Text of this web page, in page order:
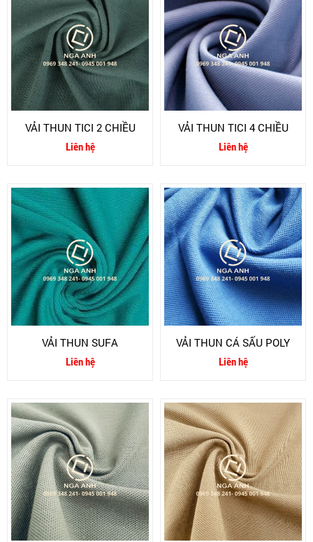
VẢI THUN TICI 2 CHIỀU
Liên hệ
VẢI THUN TICI 4 CHIỀU
Liên hệ
VẢI THUN SUFA
Liên hệ
VẢI THUN CÁ SẤU POLY
Liên hệ